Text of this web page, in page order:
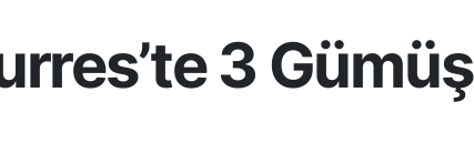
3 Gümüş